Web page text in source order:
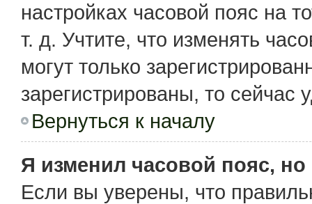
настройках часовой пояс на
т. д. Учтите, что изменять
могут только
зарегистрированы, то сейчас
Вернуться к началу
Я изменил часовой пояс,
Если вы уверены, что